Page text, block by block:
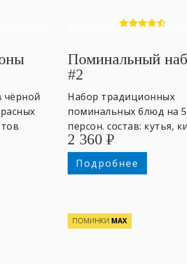
чёрной
Поминальный
#2
Набор традиционных
поминальных блюд на
персон. состав: кутья,
пирожки, блины с мёдом.
2 360 ₽
Подробнее
ПОМИНКИ МАХ